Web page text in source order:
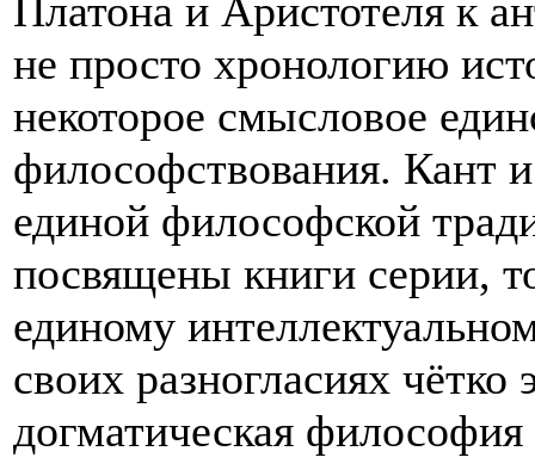
Платона и Аристотеля к
не просто хронологию
некоторое смысловое
философствования. Кант
единой философской
посвящены книги серии,
единому
своих разногласиях
догматическая